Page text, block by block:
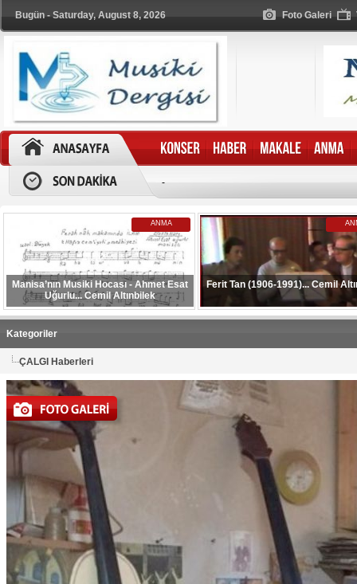
Bugün - Saturday, August 8, 2026 Foto Galeri
-
ANMA
Manisa’nın Musiki Hocası - Ahmet Esat
Uğurlu... Cemil Altınbilek
Ferit Tan (1906-1991)... Cemil
Kategoriler
ÇALGI Haberleri